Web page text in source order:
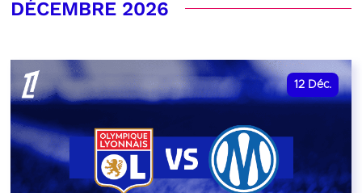
DÉCEMBRE 2026
12 Déc.